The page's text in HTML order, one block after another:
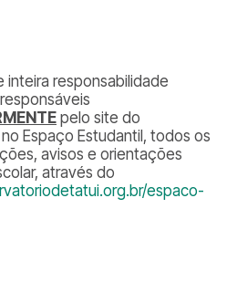
inteira responsabilidade
pelo site do
Espaço Estudantil, todos os
avisos e orientações
através do
espaco-